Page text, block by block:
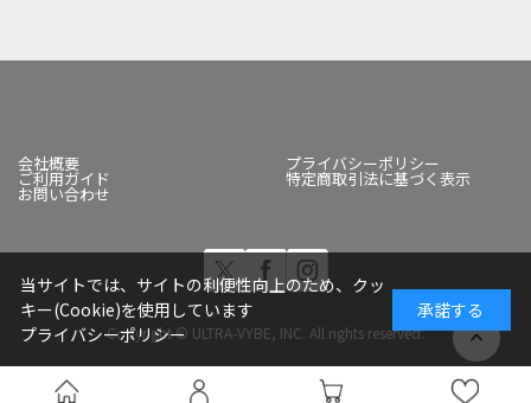
会社概要 プライバシーポリシー
ご利用ガイド 特定商取引法に基づく表示
お問い合わせ
Copyright © ULTRA-VYBE, INC. All rights reserved.
当サイトでは、サイトの利便性向上のため、クッ
キー(Cookie)を使用しています
プライバシーポリシー
承諾する